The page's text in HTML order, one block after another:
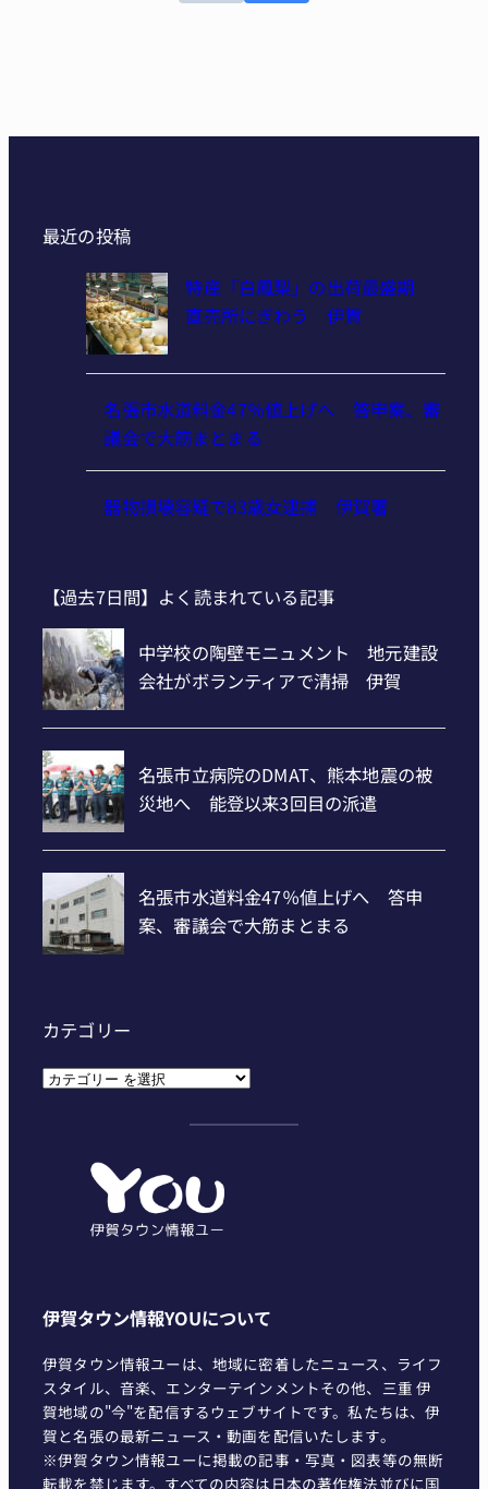
最近の投稿
特産「白鳳梨」の出荷最盛期
直売所にぎわう 伊賀
名張市水道料金47％値上げへ 答申案、審
議会で大筋まとまる
器物損壊容疑で83歳女逮捕 伊賀署
【過去7日間】よく読まれている記事
カテゴリー
カ
伊賀タウン情報YOUについて
伊賀タウン情報ユーは、地域に密着したニュース、ライフ
スタイル、音楽、エンターテインメントその他、三重 伊
賀地域の"今"を配信するウェブサイトです。私たちは、伊
賀と名張の最新ニュース・動画を配信いたします。
※伊賀タウン情報ユーに掲載の記事・写真・図表等の無断
転載を禁じます。すべての内容は日本の著作権法並びに国